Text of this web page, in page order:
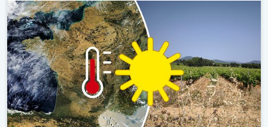
Sécheresse record et nouvelle canicule. France : été